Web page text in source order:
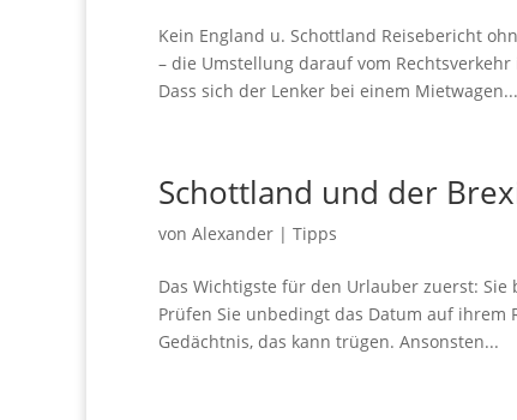
Kein England u. Schottland Reisebericht
– die Umstellung darauf vom
Dass sich der Lenker bei einem Mietwagen...
Schottland und der
von Alexander | Tipps
Das Wichtigste für den Urlauber zuerst:
Prüfen Sie unbedingt das Datum auf ihrem
Gedächtnis, das kann trügen. Ansonsten...